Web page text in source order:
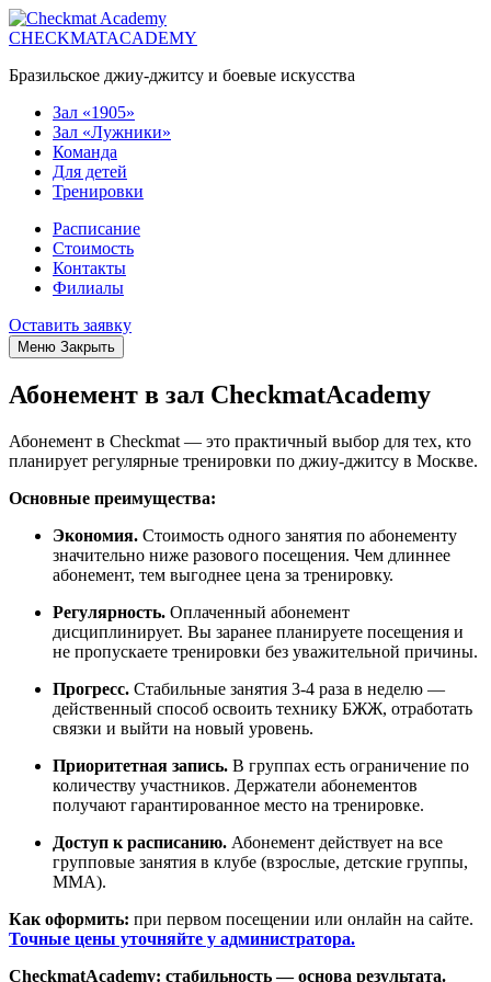
CHECKMATACADEMY
Бразильское джиу-джитсу и боевые искусства
Зал «1905»
Зал «Лужники»
Команда
Для детей
Тренировки
Расписание
Стоимость
Контакты
Филиалы
Оставить заявку
Меню Закрыть
Абонемент в зал CheckmatAcademy
Абонемент в Checkmat — это практичный выбор для тех, кто
планирует регулярные тренировки по джиу-джитсу в Москве.
Основные преимущества:
Экономия. Стоимость одного занятия по абонементу
значительно ниже разового посещения. Чем длиннее
абонемент, тем выгоднее цена за тренировку.
Регулярность. Оплаченный абонемент
дисциплинирует. Вы заранее планируете посещения и
не пропускаете тренировки без уважительной причины.
Прогресс. Стабильные занятия 3-4 раза в неделю —
действенный способ освоить технику БЖЖ, отработать
связки и выйти на новый уровень.
Приоритетная запись. В группах есть ограничение по
количеству участников. Держатели абонементов
получают гарантированное место на тренировке.
Доступ к расписанию. Абонемент действует на все
групповые занятия в клубе (взрослые, детские группы,
ММА).
Как оформить: при первом посещении или онлайн на сайте.
Точные цены уточняйте у администратора.
CheckmatAcademy: стабильность — основа результата.